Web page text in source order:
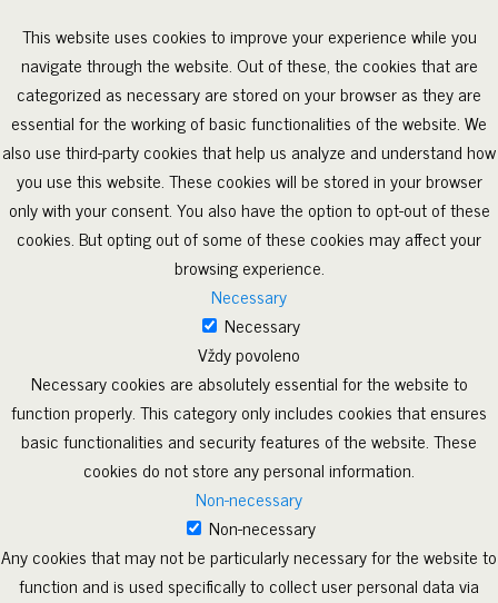
This website uses cookies to improve your experience while you
navigate through the website. Out of these, the cookies that are
categorized as necessary are stored on your browser as they are
essential for the working of basic functionalities of the website. We
also use third-party cookies that help us analyze and understand how
you use this website. These cookies will be stored in your browser
only with your consent. You also have the option to opt-out of these
cookies. But opting out of some of these cookies may affect your
browsing experience.
Necessary
Necessary
Vždy povoleno
Necessary cookies are absolutely essential for the website to
function properly. This category only includes cookies that ensures
basic functionalities and security features of the website. These
cookies do not store any personal information.
Non-necessary
Non-necessary
Any cookies that may not be particularly necessary for the website to
function and is used specifically to collect user personal data via